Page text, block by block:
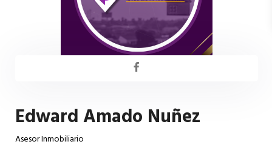
Edward Amado Nuñez
Asesor Inmobiliario